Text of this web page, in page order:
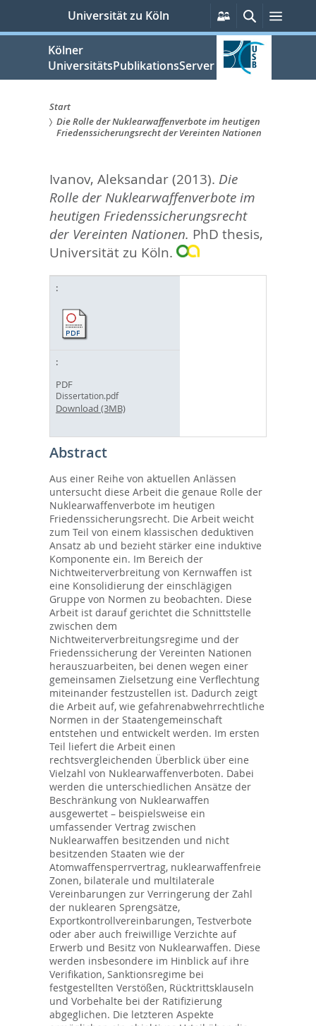
springen
Universität zu Köln
Persönliche
Services
SucheMenü
Kölner
UniversitätsPublikationsServer
Sie
hier:
Start
Die Rolle der Nuklearwaffenverbote im heutigen
Friedenssicherungsrecht der Vereinten Nationen
Ivanov, Aleksandar(2013). Die
Rolle der Nuklearwaffenverbote im
heutigen Friedenssicherungsrecht
der Vereinten Nationen. PhD thesis,
Universität zu Köln.
PDF
Dissertation.pdf
Download (3MB)
Abstract
Aus einer Reihe von aktuellen Anlässen
untersucht diese Arbeit die genaue Rolle der
Nuklearwaffenverbote im heutigen
Friedenssicherungsrecht. Die Arbeit weicht
zum Teil von einem klassischen deduktiven
Ansatz ab und bezieht stärker eine induktive
Komponente ein. Im Bereich der
Nichtweiterverbreitung von Kernwaffen ist
eine Konsolidierung der einschlägigen
Gruppe von Normen zu beobachten. Diese
Arbeit ist darauf gerichtet die Schnittstelle
zwischen dem
Nichtweiterverbreitungsregime und der
Friedenssicherung der Vereinten Nationen
herauszuarbeiten, bei denen wegen einer
gemeinsamen Zielsetzung eine Verflechtung
miteinander festzustellen ist. Dadurch zeigt
die Arbeit auf, wie gefahrenabwehrrechtliche
Normen in der Staatengemeinschaft
entstehen und entwickelt werden. Im ersten
Teil liefert die Arbeit einen
rechtsvergleichenden Überblick über eine
Vielzahl von Nuklearwaffenverboten. Dabei
werden die unterschiedlichen Ansätze der
Beschränkung von Nuklearwaffen
ausgewertet – beispielsweise ein
umfassender Vertrag zwischen
Nuklearwaffen besitzenden und nicht
besitzenden Staaten wie der
Atomwaffensperrvertrag, nuklearwaffenfreie
Zonen, bilaterale und multilaterale
Vereinbarungen zur Verringerung der Zahl
der nuklearen Sprengsätze,
Exportkontrollvereinbarungen, Testverbote
oder aber auch freiwillige Verzichte auf
Erwerb und Besitz von Nuklearwaffen. Diese
werden insbesondere im Hinblick auf ihre
Verifikation, Sanktionsregime bei
festgestellten Verstößen, Rücktrittsklauseln
und Vorbehalte bei der Ratifizierung
abgeglichen. Die letzteren Aspekte